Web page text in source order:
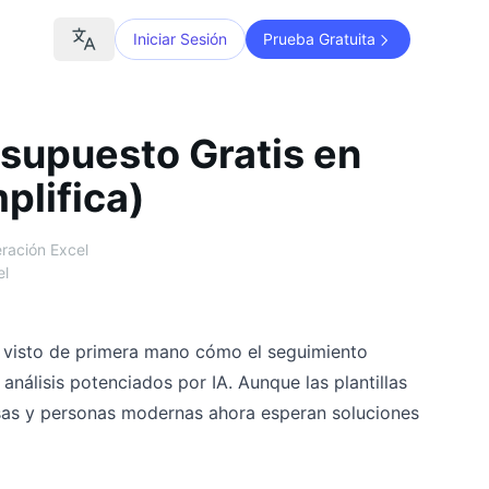
Iniciar Sesión Prueba Gratuita
Gratis en
Excel
de primera mano cómo el seguimiento
potenciados por IA. Aunque las plantillas
y personas modernas ahora esperan soluciones